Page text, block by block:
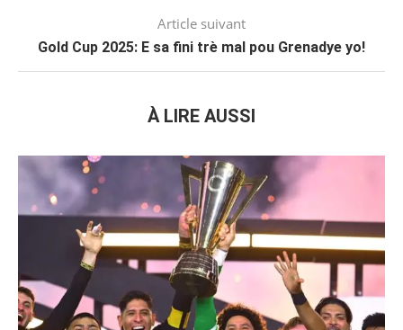
Article suivant
Gold Cup 2025: E sa fini trè mal pou Grenadye yo!
À LIRE AUSSI